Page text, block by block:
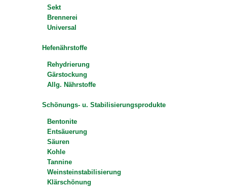
Sekt
Brennerei
Universal
Hefenährstoffe
Rehydrierung
Gärstockung
Allg. Nährstoffe
Schönungs- u. Stabilisierungsprodukte
Bentonite
Entsäuerung
Säuren
Kohle
Tannine
Weinsteinstabilisierung
Klärschönung